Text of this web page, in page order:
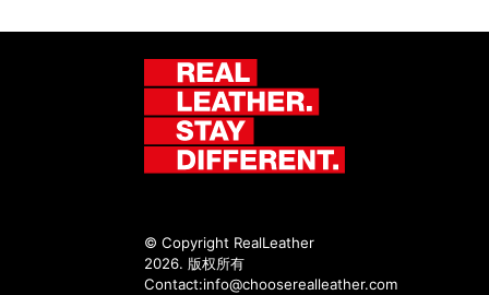
© Copyright RealLeather
2026. 版权所有
Contact:info@chooserealleather.com